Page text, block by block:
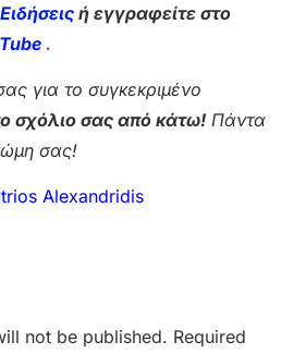
Ειδήσεις ή εγγραφείτε στο
.
για το συγκεκριμένο
σχόλιο σας από κάτω! Πάντα
σας!
Alexandridis
not be published. Required